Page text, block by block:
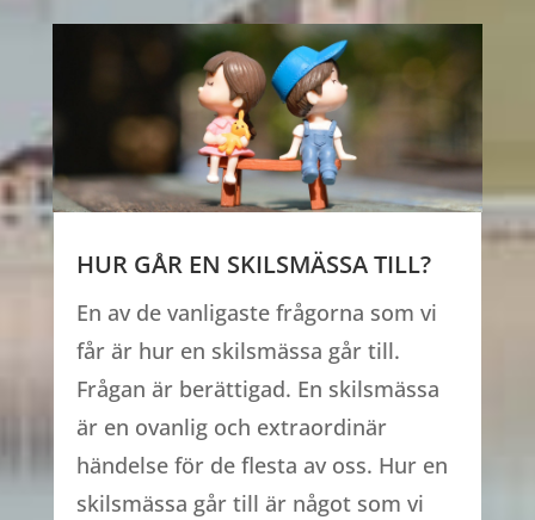
HUR GÅR EN SKILSMÄSSA TILL?
En av de vanligaste frågorna som vi
får är hur en skilsmässa går till.
Frågan är berättigad. En skilsmässa
är en ovanlig och extraordinär
händelse för de flesta av oss. Hur en
skilsmässa går till är något som vi